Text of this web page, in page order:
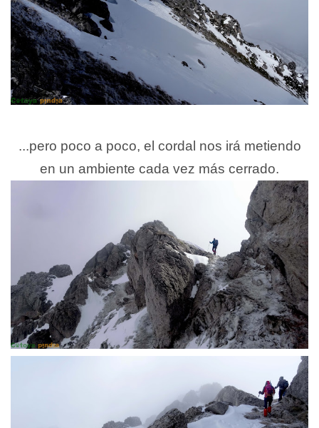
...pero poco a poco, el cordal nos irá metiendo
en un ambiente cada vez más cerrado.